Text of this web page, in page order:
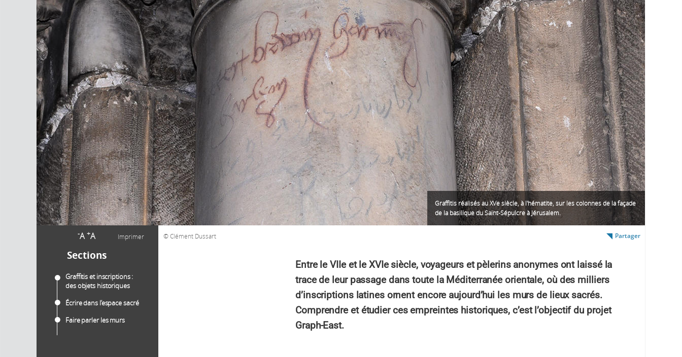
-A +A Imprimer
Sections
Graffitis et inscriptions :
des objets historiques
Écrire dans l’espace sacré
Faire parler les murs
Graffitis réalisés au XVe siècle, à l'hématite, sur les colonnes de la façade
de la basilique du Saint-Sépulcre à Jérusalem.
Clément Dussart Partager
Entre le VIIe et le XVIe siècle, voyageurs et pèlerins anonymes ont laissé la
trace de leur passage dans toute la Méditerranée orientale, où des milliers
d’inscriptions latines ornent encore aujourd’hui les murs de lieux sacrés.
Comprendre et étudier ces empreintes historiques, c’est l’objectif du projet
Graph-East.